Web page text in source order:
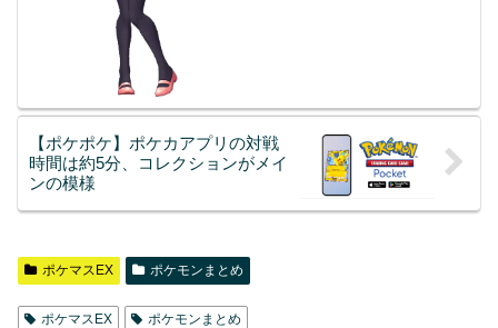
【ポケポケ】ポケカアプリの対戦
時間は約5分、コレクションがメイ
ンの模様
ポケマスEX ポケモンまとめ
ポケマスEX ポケモンまとめ